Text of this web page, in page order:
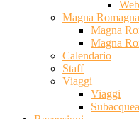
Magna
Magna
Magna
Calendario
Staff
Viaggi
Viaggi
Subacquea